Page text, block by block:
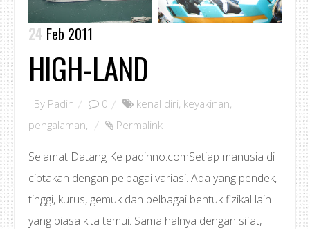
24 Feb 2011
HIGH-LAND
By Padin 0 kenal diri, keyakinan,
pengalaman, Permalink
Selamat Datang Ke padinno.comSetiap manusia di
ciptakan dengan pelbagai variasi. Ada yang pendek,
tinggi, kurus, gemuk dan pelbagai bentuk fizikal lain
yang biasa kita temui. Sama halnya dengan sifat,